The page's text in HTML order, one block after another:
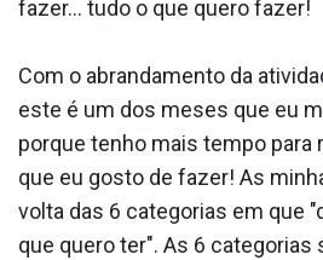
fazer… tudo o que quero fazer!
Com o abrandamento da
este é um dos meses que eu
porque tenho mais tempo para
que eu gosto de fazer! As
volta das 6 categorias em que
que quero ter". As 6 categorias